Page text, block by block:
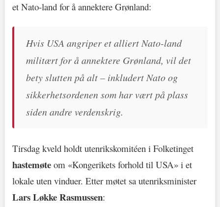
et Nato-land for å annektere Grønland:
Hvis USA angriper et alliert Nato-land
militært for å annektere Grønland, vil det
bety slutten på alt – inkludert Nato og
sikkerhetsordenen som har vært på plass
siden andre verdenskrig.
Tirsdag kveld holdt utenrikskomitéen i Folketinget
hastemøte om «Kongerikets forhold til USA» i et
lokale uten vinduer. Etter møtet sa utenriksminister
Lars Løkke Rasmussen: